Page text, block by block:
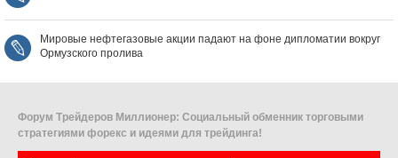
Мировые нефтегазовые акции падают на фоне дипломатии вокруг
Ормузского пролива
Форум Трейдеров Миллионер: Социальный обменник торговыми
стратегиями форекс и идеями для трейдинга!